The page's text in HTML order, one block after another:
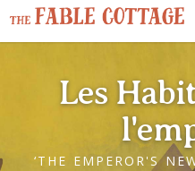
Les
‘THE EMPEROR'S